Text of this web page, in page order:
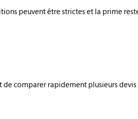
peuvent être strictes et la prime
de comparer rapidement plusieurs devis